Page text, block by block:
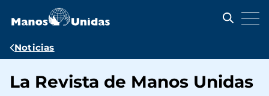
contenido
Ruta
navegación
Noticias
La Revista de Manos Unidas